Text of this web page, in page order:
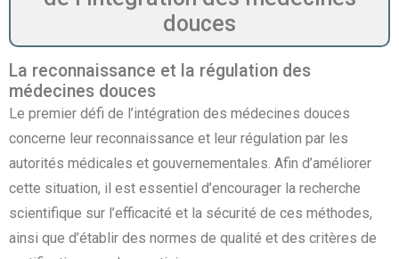
douces
La reconnaissance et la régulation des
médecines douces
Le premier défi de l’intégration des médecines douces
concerne leur reconnaissance et leur régulation par les
autorités médicales et gouvernementales. Afin d’améliorer
cette situation, il est essentiel d’encourager la recherche
scientifique sur l’efficacité et la sécurité de ces méthodes,
ainsi que d’établir des normes de qualité et des critères de